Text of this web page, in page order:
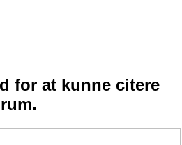
for at kunne citere